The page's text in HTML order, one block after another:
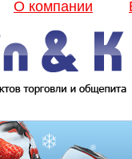
О компании